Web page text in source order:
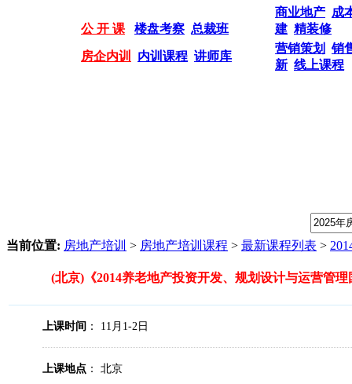
公 开 课 楼盘考察 总裁班
商业地产 成
建 精装修
房企内训 内训课程 讲师库
营销策划
销
新 线上课程
当前位置: 房地产培训 > 房地产培训课程 > 最新课程列表 >
(北京)《2014养老地产投资开发、规划设计与运营管
上课时间 ： 11月1-2日
上课地点 ： 北京